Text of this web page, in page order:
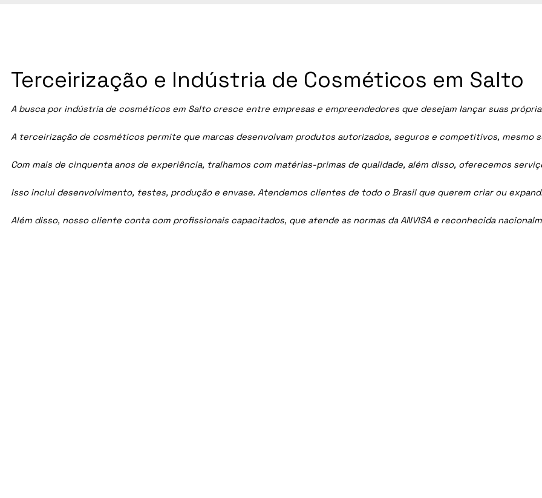
A busca por indústria de cosméticos em Salto cresce entre empresas e empreendedores que desejam lançar suas
A terceirização de cosméticos permite que marcas desenvolvam produtos autorizados, seguros e competitivos, mesmo
Com mais de cinquenta anos de experiência, tralhamos com matérias-primas de qualidade, além disso, oferecemos
Isso inclui desenvolvimento, testes, produção e envase. Atendemos clientes de todo o Brasil que querem criar ou
Além disso, nosso cliente conta com profissionais capacitados, que atende as normas da ANVISA e reconhecida
Terceirização e Indústria de Cosméticos em Salto